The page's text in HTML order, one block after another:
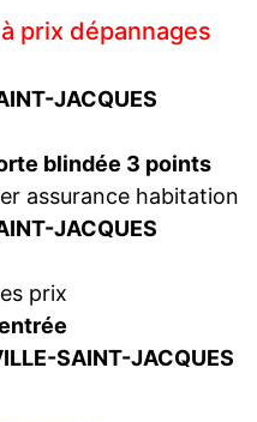
prix dépannages
JACQUES
blindée 3 points
assurance habitation
JACQUES
prix
SAINT-JACQUES